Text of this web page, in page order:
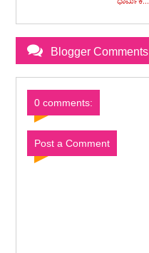
Blogger Comments
0 comments:
Post a Comment